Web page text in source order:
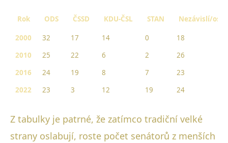
Rok ODS ČSSD KDU-ČSL STAN Nezávislí/
2000 32 17 14 0
18
2010
25 22 6 2
26
2016
24 19 8 7
23
2022
23 3 12 19 24
Z tabulky je patrné, že zatímco tradiční velké
strany oslabují, roste počet senátorů z menších